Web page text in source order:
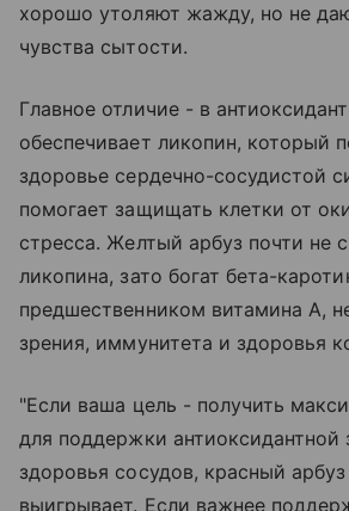
хорошо утоляют жажду, но не
чувства сытости.
Главное отличие - в
обеспечивает ликопин, который
здоровье сердечно-сосудистой
помогает защищать клетки от
стресса. Желтый арбуз почти не
ликопина, зато богат бета-
предшественником витамина А,
зрения, иммунитета и здоровья
"Если ваша цель - получить
для поддержки
здоровья сосудов, красный
выигрывает. Если важнее